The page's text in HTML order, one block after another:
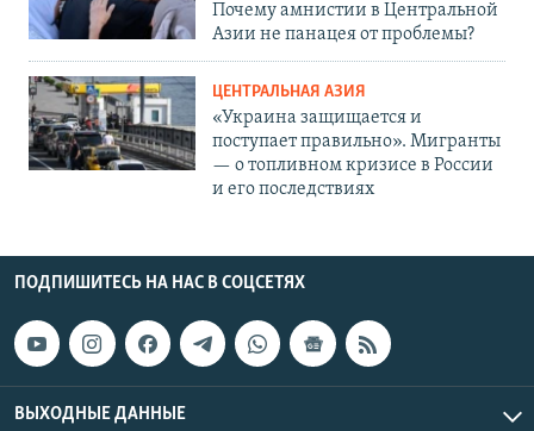
Почему амнистии в Центральной
Азии не панацея от проблемы?
ЦЕНТРАЛЬНАЯ АЗИЯ
«Украина защищается и
поступает правильно». Мигранты
— о топливном кризисе в России
и его последствиях
ПОДПИШИТЕСЬ НА НАС В СОЦСЕТЯХ
ВЫХОДНЫЕ ДАННЫЕ